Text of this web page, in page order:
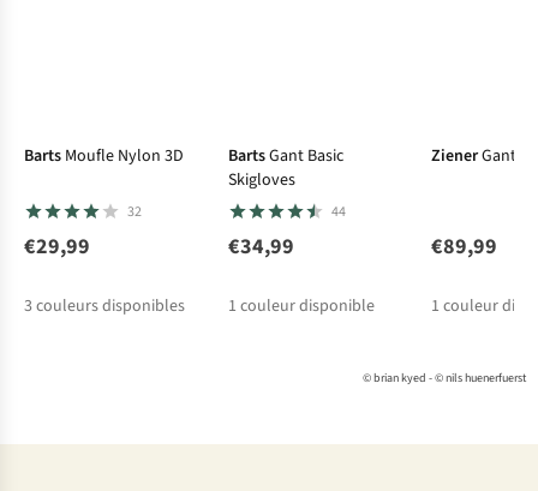
Barts Moufle Nylon 3D
32
€29,99
3couleurs disponibles
BartsGant Basic
Skigloves
44
€34,99
1 couleur disponible
ZienerGants
€89,99
1 couleur
© brian kyed - © nils huenerfuerst